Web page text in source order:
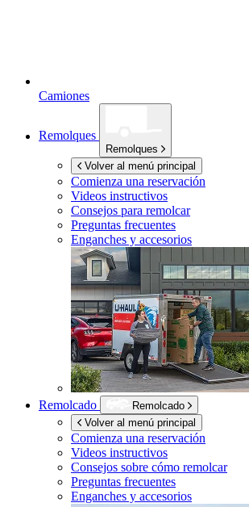
Camiones
Remolques
Remolques
Volver al menú principal
Comienza una reservación
Videos instructivos
Consejos para remolcar
Preguntas frecuentes
Enganches y accesorios
Remolcado
Remolcado
Volver al menú principal
Comienza una reservación
Videos instructivos
Consejos sobre cómo remolcar
Preguntas frecuentes
Enganches y accesorios